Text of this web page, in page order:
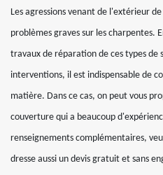
Les agressions venant de l'extérieur
problèmes graves sur les charpentes.
travaux de réparation de ces types de
interventions, il est indispensable de
matière. Dans ce cas, on peut vous
couverture qui a beaucoup
renseignements complémentaires,
dresse aussi un devis gratuit et sans